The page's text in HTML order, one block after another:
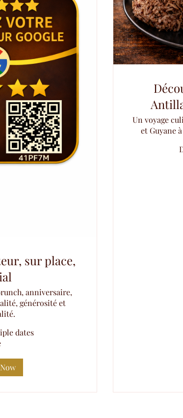
sur place,
anniversaire,
générosité et
dates
Un voyage
et Guyane